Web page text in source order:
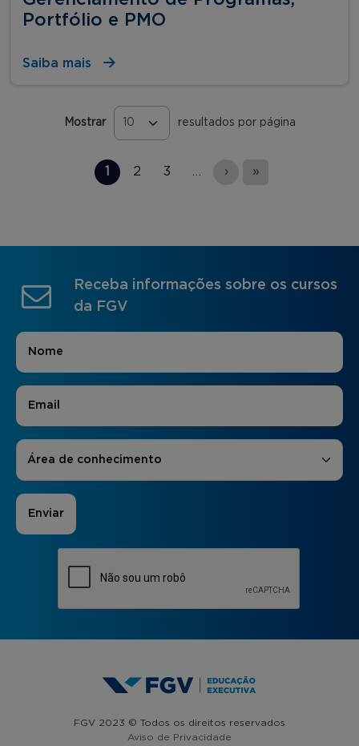
Portfólio e PMO
Saiba mais
Mostrar resultados por página
1 2 3 › »
Receba informações sobre os cursos
da FGV
Nome
E-mail
Áreas de Interesse
Área de conhecimento
FGV 2023 © Todos os direitos reservados
Aviso de Privacidade